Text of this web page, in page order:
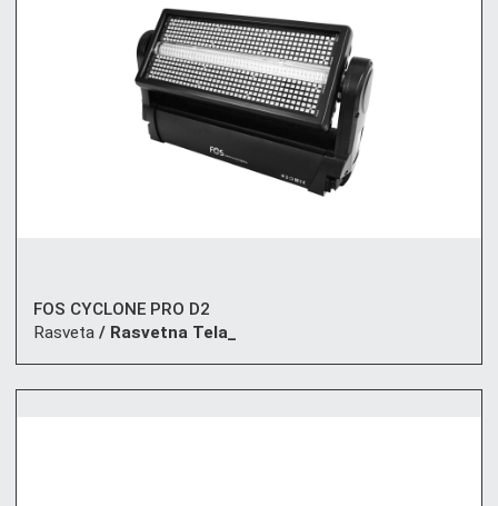
FOS CYCLONE PRO D2
Rasveta / Rasvetna Tela_